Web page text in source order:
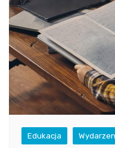
Edukacja